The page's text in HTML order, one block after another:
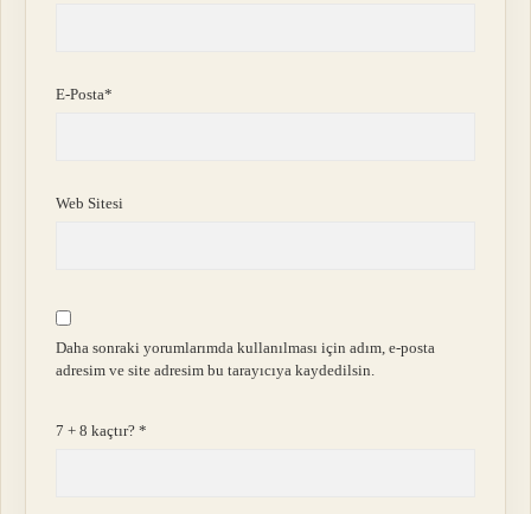
E-Posta*
Web Sitesi
Daha sonraki yorumlarımda kullanılması için adım, e-posta
adresim ve site adresim bu tarayıcıya kaydedilsin.
7 + 8 kaçtır?*